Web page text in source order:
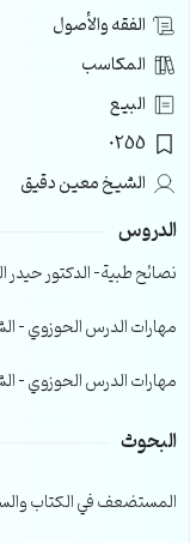
الفقه والأصول
المكاسب
البيع
0255
الشيخ معين دقيق
الدروس
نصائح طبية- الدكتور حيدر
مهارات الدرس الحوزوي –
مهارات الدرس الحوزوي –
البحوث
المستضعف في الكتاب